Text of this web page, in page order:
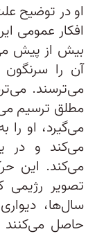
او در توضیح
افکار عمومی
بیش از پیش
آن را
می‌ترسند.
مطلق ترسیم
می‌گیرد، او
می‌کند و در
می‌کند. این
تصویر رژیمی
سال‌ها،
حاصل می‌کنند